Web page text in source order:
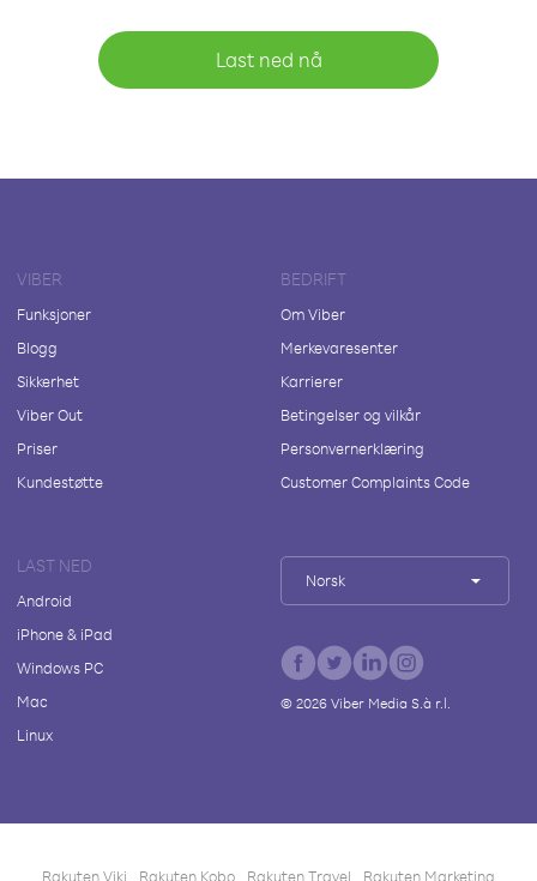
Last ned nå
VIBER
Funksjoner
Blogg
Sikkerhet
Viber Out
Priser
Kundestøtte
BEDRIFT
Om Viber
Merkevaresenter
Karrierer
Betingelser og vilkår
Personvernerklæring
Customer Complaints Code
LAST NED
Android
iPhone & iPad
Windows PC
Mac
Linux
Norsk
© 2026Viber Media S.à r.l.
Rakuten Viki Rakuten Kobo Rakuten Travel Rakuten Marketing